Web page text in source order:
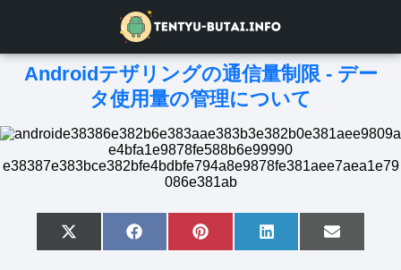
Androidテザリングの通信量制限 - デー
タ使用量の管理について
S
h
X
(
S
h
F
a
S
h
P
i
S
h
L
i
S
h
E
m